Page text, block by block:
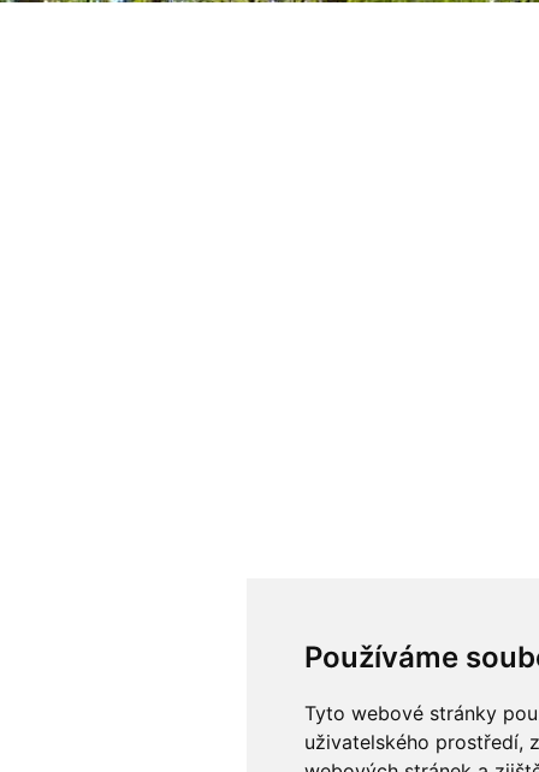
Používáme
Tyto webové stránky
uživatelského prostředí,